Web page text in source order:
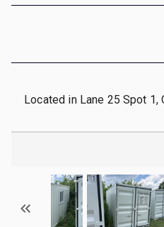
Located in Lane 25 Spot 1,